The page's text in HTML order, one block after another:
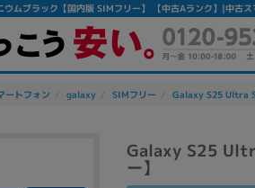
ブラック【国内版 SIMフリー】 【中古Aランク】|中古ス
ートフォン galaxy SIMフリー Galaxy S25 Ultra
Galaxy S25
ー】